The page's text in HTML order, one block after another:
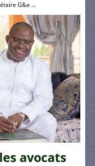
G&e ...
avocats